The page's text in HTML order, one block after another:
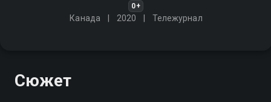
0+
Канада 2020 Тележурнал
Сюжет